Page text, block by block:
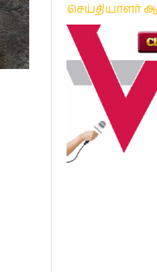
செய்தியாளர்